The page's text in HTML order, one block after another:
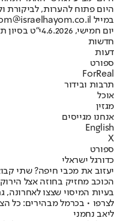
היום פתוח להערות, לביקורת
במייל hayom@israelhayom.co.il.
יום חמישי, 4.6.2026
י"ט בסיון
חדשות
דעות
ספורט
ForReal
תרבות ובידור
אוכל
מגזין
אנחנו מגייסים
English
X
ספורט
כדורגל ישראלי
יעזוב את מכבי חיפה? שתי
בעיות המיסוי שצצו
לצרפו • בכרמל מבהירים: כל
ליאב נחמני